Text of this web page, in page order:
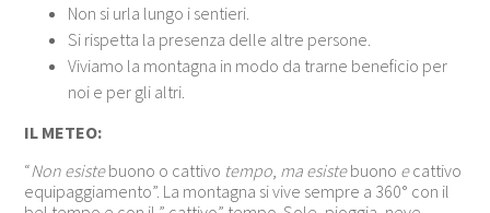
Non si urla lungo i sentieri.
Si rispetta la presenza delle altre persone.
Viviamo la montagna in modo da trarne beneficio per
noi e per gli altri.
IL METEO:
“Non esistebuono o cattivo tempo, ma esistebuono ecattivo
equipaggiamento”. La montagna si vive sempre a 360° con il